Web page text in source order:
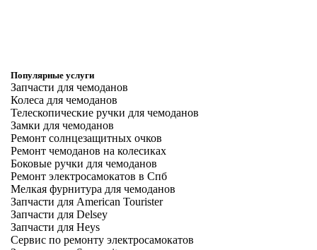
Популярные услуги
Запчасти для чемоданов
Колеса для чемоданов
Телескопические ручки для чемоданов
Замки для чемоданов
Ремонт солнцезащитных очков
Ремонт чемоданов на колесиках
Боковые ручки для чемоданов
Ремонт электросамокатов в Спб
Мелкая фурнитура для чемоданов
Запчасти для American Tourister
Запчасти для Delsey
Запчасти для Heys
Сервис по ремонту электросамокатов